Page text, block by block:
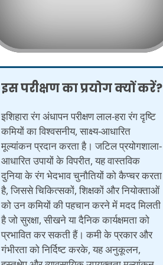
इस परीक्षण का प्रयोग क्यों करें?
इशिहारा रंग अंधापन परीक्षण लाल-हरा रंग दृष्टि
कमियों का विश्वसनीय, साक्ष्य-आधारित
मूल्यांकन प्रदान करता है। जटिल प्रयोगशाला-
आधारित उपायों के विपरीत, यह वास्तविक
दुनिया के रंग भेदभाव चुनौतियों को कैप्चर करता
है, जिससे चिकित्सकों, शिक्षकों और नियोक्ताओं
को उन कमियों की पहचान करने में मदद मिलती
है जो सुरक्षा, सीखने या दैनिक कार्यक्षमता को
प्रभावित कर सकती हैं। कमी के प्रकार और
गंभीरता को निर्दिष्ट करके, यह अनुकूलन,